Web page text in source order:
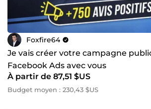
Foxfire64
Je vais créer votre campagne
Facebook Ads avec vous
À partir de 87,51 $US
Budget moyen : 230,43 $US